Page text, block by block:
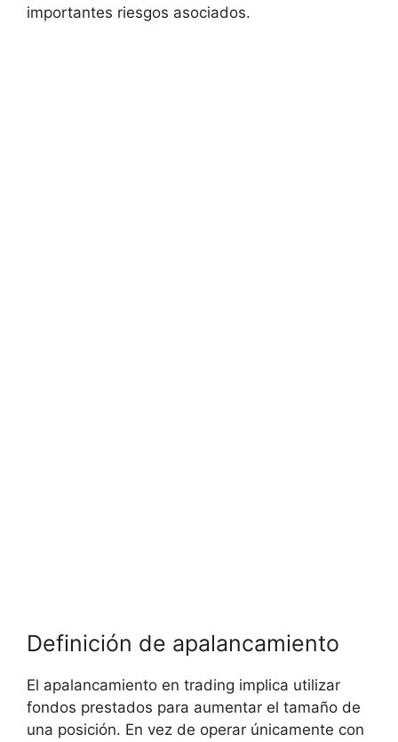
importantes riesgos‍ asociados.
Definición de⁤ apalancamiento
El apalancamiento en‍ trading implica utilizar
fondos prestados para aumentar el tamaño de
una posición. En vez de operar únicamente con